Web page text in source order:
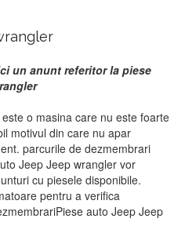
un anunt referitor la piese
o masina care nu este foarte
motivul din care nu apar
parcurile de dezmembrari
Jeep Jeep wrangler vor
cu piesele disponibile.
pentru a verifica
auto Jeep Jeep